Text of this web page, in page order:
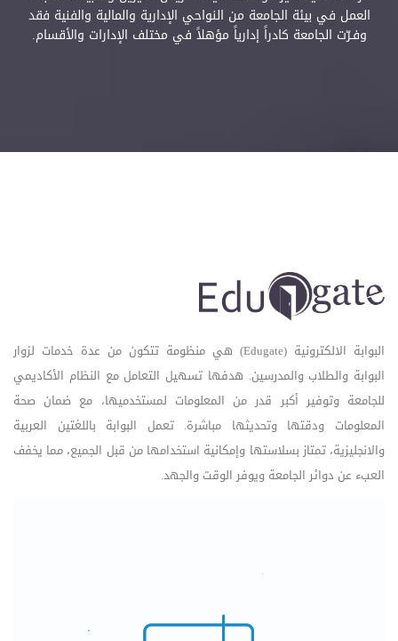
العمل في بيئة الجامعة من النواحي الإدارية والمالية والفنية فقد
وفـرّت الجامعة كادراً إدارياً مؤهلاً في مختلف الإدارات والأقسام.
البوابة الالكترونية (Edugate) هي منظومة تتكون من عدة خدمات لزوار
البوابة والطلاب والمدرسين. هدفها تسهيل التعامل مع النظام الأكاديمي
للجامعة وتوفير أكبر قدر من المعلومات لمستخدميها، مع ضمان صحة
المعلومات ودقتها وتحديثها مباشرة. تعمل البوابة باللغتين العربية
والانجليزية، تمتاز بسلاستها وإمكانية استخدامها من قبل الجميع، مما يخفف
العبء عن دوائر الجامعة ويوفر الوقت والجهد.